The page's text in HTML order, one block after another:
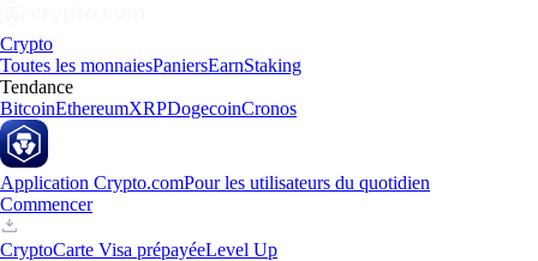
Crypto
Toutes les monnaiesPaniersEarnStaking
Tendance
BitcoinEthereumXRPDogecoinCronos
Application Crypto.comPour les utilisateurs du quotidien
Commencer
CryptoCarte Visa prépayéeLevel Up